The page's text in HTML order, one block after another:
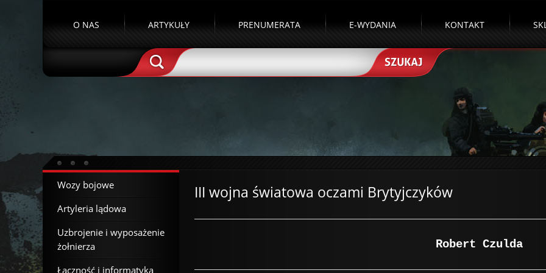
O NAS ARTYKUŁY PRENUMERATA E-WYDANIA KONTAKT
III wojna światowa oczami Brytyjczyków
Robert Czulda
Wozy bojowe
Artyleria lądowa
Uzbrojenie i wyposażenie
żołnierza
Łączność i informatyka